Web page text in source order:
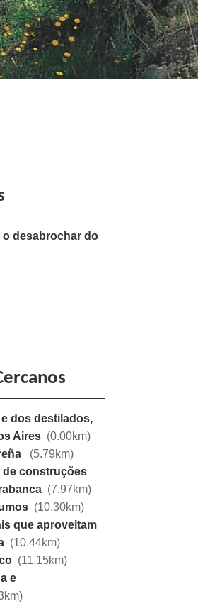
desabrochar do
dos destilados,
Aires (0.00km)
(5.79km)
de construções
(7.97km)
(10.30km)
que aproveitam
(10.44km)
(11.15km)
e